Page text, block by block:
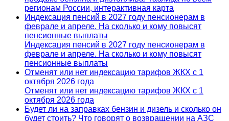
регионам России, интерактивная карта
Индексация пенсий в 2027 году пенсионерам в
феврале и апреле. На сколько и кому повысят
пенсионные выплаты
Индексация пенсий в 2027 году пенсионерам в
феврале и апреле. На сколько и кому повысят
пенсионные выплаты
Отменят или нет индексацию тарифов ЖКХ с 1
октября 2026 года
Отменят или нет индексацию тарифов ЖКХ с 1
октября 2026 года
Будет ли на заправках бензин и дизель и сколько он
будет стоить? Что говорят о возвращении на АЗС